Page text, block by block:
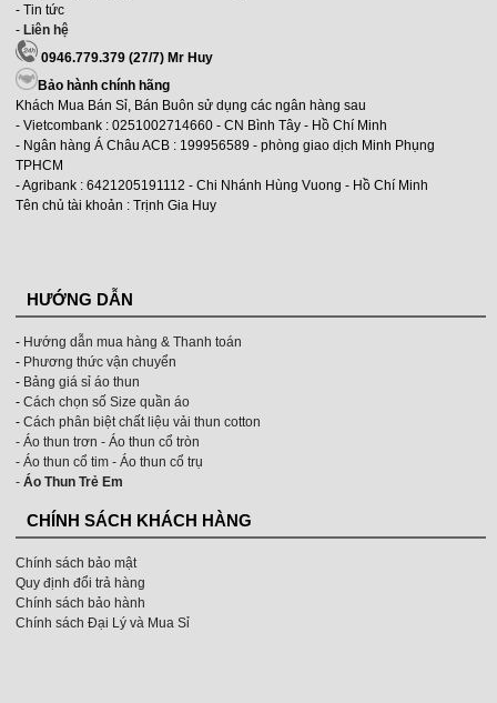
- Tin tức
- Liên hệ
0946.779.379 (27/7) Mr Huy
Bảo hành chính hãng
Khách Mua Bán Sỉ, Bán Buôn sử dụng các ngân hàng sau
- Vietcombank : 0251002714660 - CN Bình Tây - Hồ Chí Minh
- Ngân hàng Á Châu ACB :199956589 - phòng giao dịch Minh Phụng
TPHCM
- Agribank: 6421205191112 - Chi Nhánh Hùng Vuong - Hồ Chí Minh
Tên chủ tài khoản : Trịnh Gia Huy
HƯỚNG DẪN
- Hướng dẫn mua hàng & Thanh toán
- Phương thức vận chuyển
- Bảng giá sỉ áo thun
- Cách chọn số Size quần áo
- Cách phân biệt chất liệu vải thun cotton
- Áo thun trơn - Áo thun cổ tròn
- Áo thun cổ tim - Áo thun cổ trụ
- Áo Thun Trẻ Em
CHÍNH SÁCH KHÁCH HÀNG
Chính sách bảo mật
Quy định đổi trả hàng
Chính sách bảo hành
Chính sách Đại Lý và Mua Sỉ